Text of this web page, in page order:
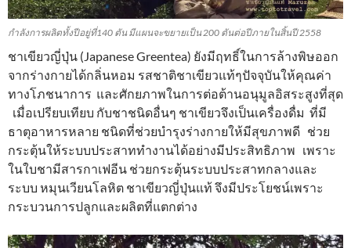
กำลังการผลิตทั้งปีอยู่ที่140 ตัน มีแผนจะขยายเป็น 200 ตันต่อปีภายในสิ้นปี 2558
ชาเขียวญี่ปุ่น (Japanese Greentea) ยังมีฤทธิ์ในการล้างพิษออก
จากร่างกายได้กลิ่นหอม รสชาติชาเขียวแท้ๆปัจจุบันให้คุณค่า
ทางโภชนาการ และศักยภาพในการต่อต้านอนุมูลอิสระสูงที่สุด
เมื่อเปรียบเทียบ กับชาชนิดอื่นๆ ชาเขียวจึงเป็นเครื่องดื่ม ที่มี
ธาตุอาหารหลาย ชนิดที่ช่วยบำรุงร่างกายให้มีสุขภาพดี ช่วย
กระตุ้นให้ระบบประสาททำงานได้อย่างมีประสิทธิภาพ เพราะ
ในใบชามีสารกาเฟอีน ช่วยกระตุ้นระบบประสาทกลางและ
ระบบ หมุนเวียนโลหิต ชาเขียวญี่ปุ่นแท้ จึงมีประโยชน์เพราะ
กระบวนการปลูกและผลิตที่แตกต่าง